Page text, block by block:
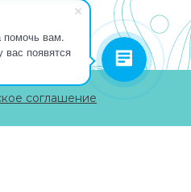
помочь вам.
появятся
соглашение